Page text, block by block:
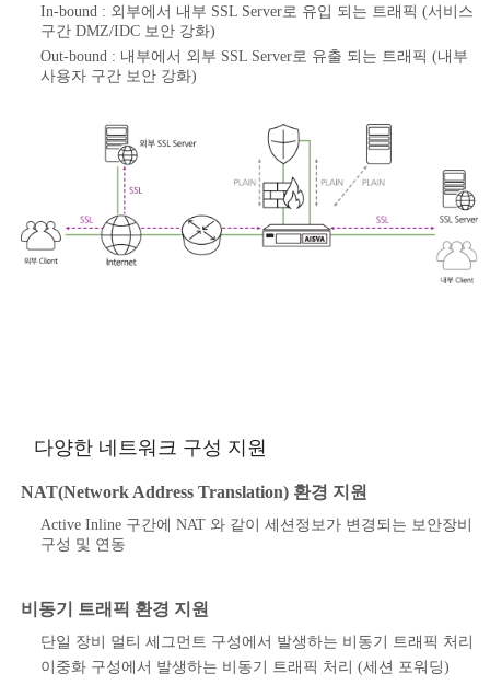
In-bound : 외부에서 내부 SSL Server로 유입 되는 트래픽 (서비스
구간 DMZ/IDC 보안 강화)
Out-bound : 내부에서 외부 SSL Server로 유출 되는 트래픽 (내부
사용자 구간 보안 강화)
다양한 네트워크 구성 지원
NAT(Network Address Translation) 환경 지원
Active Inline 구간에 NAT 와 같이 세션정보가 변경되는 보안장비
구성 및 연동
비동기 트래픽 환경 지원
단일 장비 멀티 세그먼트 구성에서 발생하는 비동기 트래픽 처리
이중화 구성에서 발생하는 비동기 트래픽 처리 (세션 포워딩)